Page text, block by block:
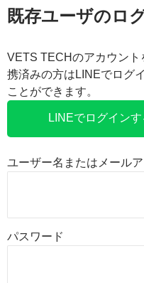
VETS TECHのアカウント
携済みの方はLINEでログ
ことができます。
LINEでログインす
既存ユーザのロ
ユーザー名またはメール
パスワード